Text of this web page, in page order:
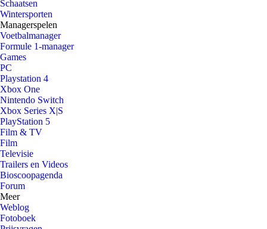
Schaatsen
Wintersporten
Managerspelen
Voetbalmanager
Formule 1-manager
Games
PC
Playstation 4
Xbox One
Nintendo Switch
Xbox Series X|S
PlayStation 5
Film & TV
Film
Televisie
Trailers en Videos
Bioscoopagenda
Forum
Meer
Weblog
Fotoboek